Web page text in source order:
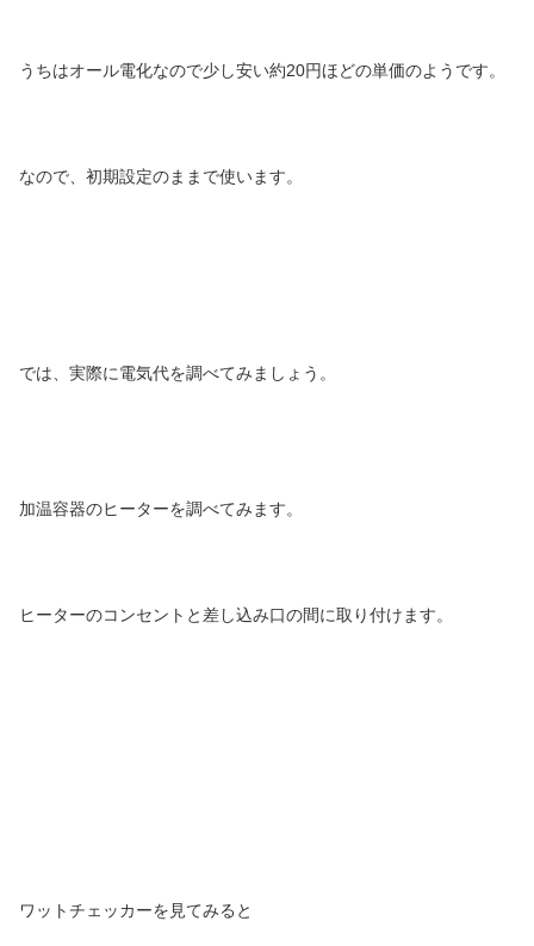
うちはオール電化なので少し安い約20円ほどの単価のようです。
なので、初期設定のままで使います。
では、実際に電気代を調べてみましょう。
加温容器のヒーターを調べてみます。
ヒーターのコンセントと差し込み口の間に取り付けます。
ワットチェッカーを見てみると